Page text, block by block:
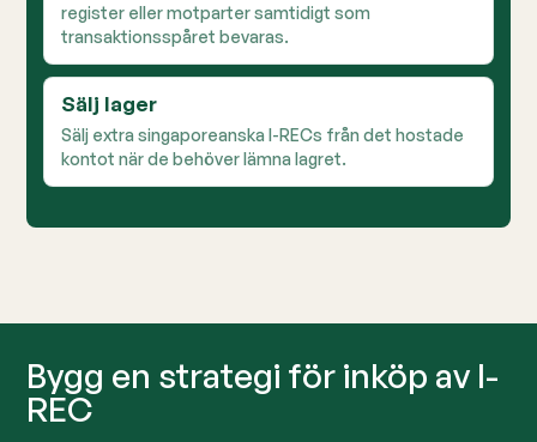
register eller motparter samtidigt som
transaktionsspåret bevaras.
Sälj lager
Sälj extra singaporeanska I-RECs från det hostade
kontot när de behöver lämna lagret.
Bygg en strategi för inköp av I-
REC